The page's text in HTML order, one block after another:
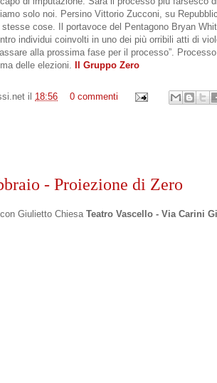
solo noi. Persino Vittorio Zucconi, su
cose. Il portavoce del Pentagono Bryan
individui coinvolti in uno dei più orribili atti di
alla prossima fase per il processo”.
delle elezioni. Il Gruppo Zero
il 18:56
0 commenti
- Proiezione di Zero
Giulietto ChiesaTeatro Vascello - Via Carini